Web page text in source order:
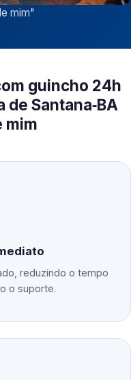
mim"
guincho 24h
de Santana‑BA
mim
reduzindo o tempo
o suporte.